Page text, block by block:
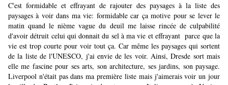
C'est formidable et effrayant de rajouter des paysages à la liste des
paysages à voir dans ma vie: formidable car ça motive pour se lever le
matin quand le nième vague du deuil me laisse rincée de culpabilité
d'avoir détruit celui qui donnait du sel à ma vie et effrayant parce que la
vie est trop courte pour voir tout ça. Car même les paysages qui sortent
de la liste de l'UNESCO, j'ai envie de les voir. Ainsi, Dresde sort mais
elle me fascine pour ses arts, son architecture, ses jardins, son paysage.
Liverpool n'était pas dans ma première liste mais j'aimerais voir un jour